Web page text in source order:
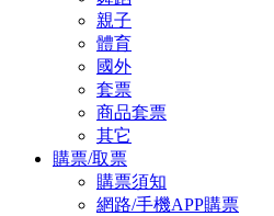
親子
體育
國外
套票
商品套票
其它
購票/取票
購票須知
網路/手機APP購票